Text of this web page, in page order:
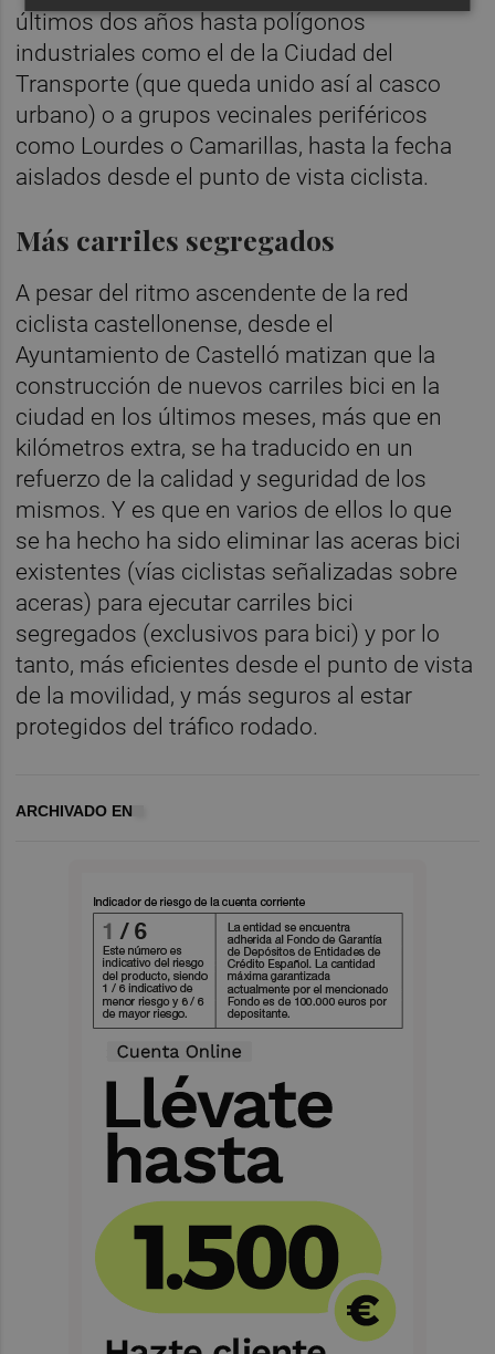
últimos dos años hasta polígonos
industriales como el de la Ciudad del
Transporte (que queda unido así al casco
urbano) o a grupos vecinales periféricos
como Lourdes o Camarillas, hasta la fecha
aislados desde el punto de vista ciclista.
Más carriles segregados
A pesar del ritmo ascendente de la red
ciclista castellonense, desde el
Ayuntamiento de Castelló matizan que la
construcción de nuevos carriles bici en la
ciudad en los últimos meses, más que en
kilómetros extra, se ha traducido en un
refuerzo de la calidad y seguridad de los
mismos. Y es que en varios de ellos lo que
se ha hecho ha sido eliminar las aceras bici
existentes (vías ciclistas señalizadas sobre
aceras) para ejecutar carriles bici
segregados (exclusivos para bici) y por lo
tanto, más eficientes desde el punto de vista
de la movilidad, y más seguros al estar
protegidos del tráfico rodado.
ARCHIVADO EN